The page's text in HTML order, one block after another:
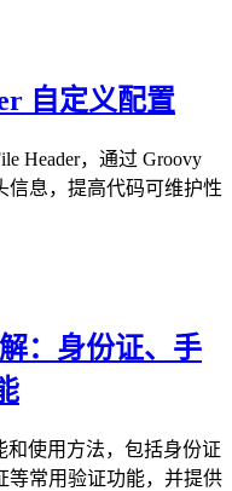
自定义配置
Header，通过 Groovy
信息，提高代码可维护性
：身份证、手
和使用方法，包括身份证
等常用验证功能，并提供